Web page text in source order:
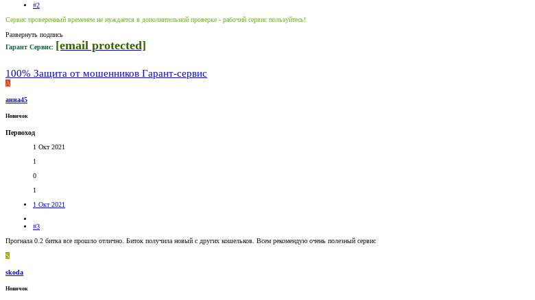
#2
Сервис проверенный временем не нуждается в дополнительной проверке - рабочий сервис пользуйтесь!
Развернуть подпись
Гарант Сервис: [email protected]
100% Защита от мошенников Гарант-сервис
А
анна45
Новичок
Первоход
1 Окт 2021
1
0
1
1 Окт 2021
#3
Прогнала 0.2 битка все прошло отлично. Биток получила новый с других кошельков. Всем рекомендую очень полезный сервис
S
skoda
Новичок